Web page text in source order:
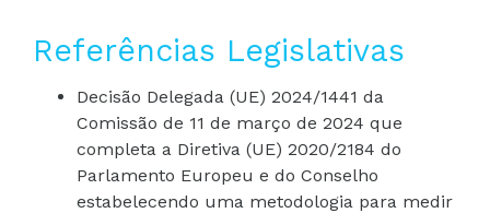
Referências Legislativas
Decisão Delegada (UE) 2024/1441 da
Comissão de 11 de março de 2024 que
completa a Diretiva (UE) 2020/2184 do
Parlamento Europeu e do Conselho
estabelecendo uma metodologia para medir